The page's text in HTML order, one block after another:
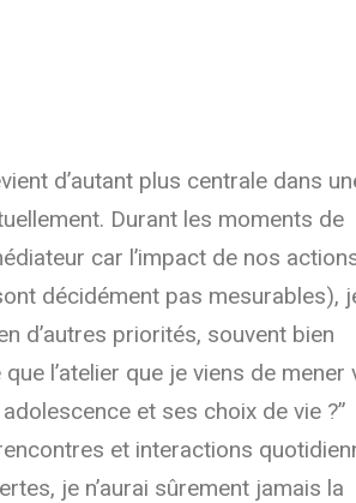
d’autant plus centrale dans
Durant les moments de
car l’impact de nos
décidément pas mesurables),
d’autres priorités, souvent bien
l’atelier que je viens de mener
et ses choix de vie ?”
et interactions
je n’aurai sûrement jamais la